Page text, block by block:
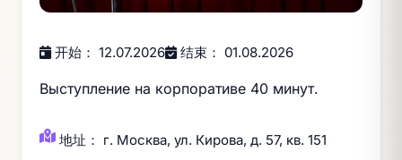
开始： 12.07.2026 结束： 01.08.2026
Выступление на корпоративе 40 минут.
地址： г. Москва, ул. Кирова, д. 57, кв. 151